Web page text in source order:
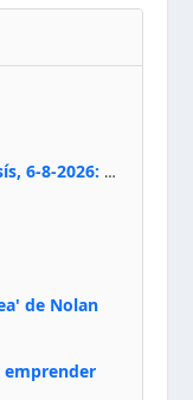
Papa León Xiv a los jóvenes en Asís, 6-8-2026: «De san Francisco aprendan la radicalidad evangélica: no los vuelve ciegos ni violentos, sino sensibles, atentos, siempre en el seguimiento de Jesús, humildes y acogiendo a todos»
de Nolan
emprender